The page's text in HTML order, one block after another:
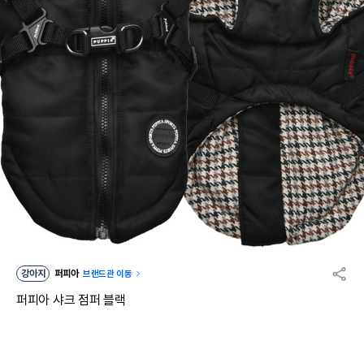
강아지 퍼피아 브랜드관 이동
퍼피아 샤크 점퍼 블랙